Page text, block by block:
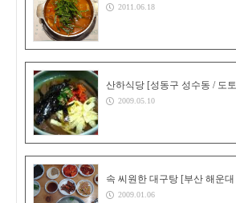
2011.06.18
산하식당 [성동구 성수동 / 도
2009.05.10
속 씨원한 대구탕 [부산 해운
2009.01.06